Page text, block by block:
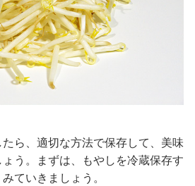
ら、適切な方法で保存して、美味
う。まずは、もやしを冷蔵保存す
ていきましょう。